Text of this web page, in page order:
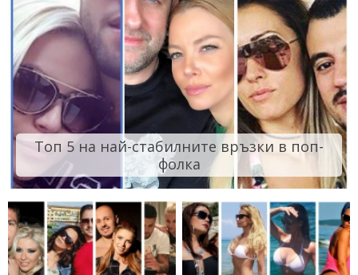
Топ 5 на най-стабилните връзки в поп-
фолка